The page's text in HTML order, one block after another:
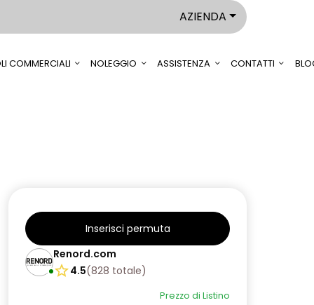
AZIENDA
COMMERCIALI NOLEGGIO ASSISTENZA CONTATTI
Inserisci permuta
Renord.com
4.5(828 totale)
Prezzo di Listino